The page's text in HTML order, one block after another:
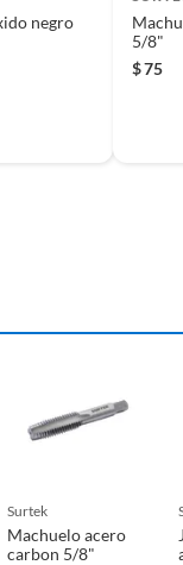
negro
5/8"
$75
surtek
Machuelo acero
carbon 5/8"